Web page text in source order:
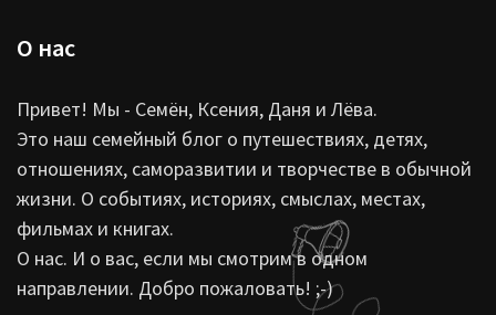
О нас
Привет! Мы - Семён, Ксения, Даня и Лёва.
Это наш семейный блог о путешествиях, детях,
отношениях, саморазвитии и творчестве в обычной
жизни. О событиях, историях, смыслах, местах,
фильмах и книгах.
О нас. И о вас, если мы смотрим в одном
направлении. Добро пожаловать! ;-)